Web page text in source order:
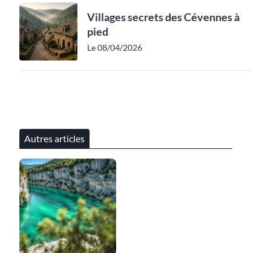
Villages secrets des Cévennes à
pied
Le 08/04/2026
Autres articles